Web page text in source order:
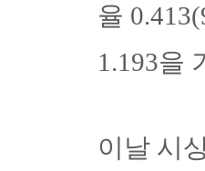
율
1.193을
이날 시